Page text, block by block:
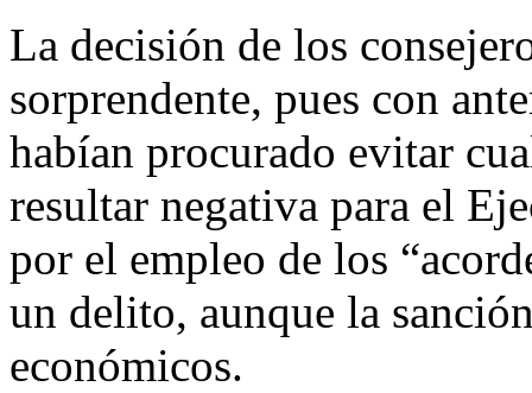
La decisión de los
sorprendente, pues con
habían procurado evitar
resultar negativa para el
por el empleo de los
un delito, aunque la
económicos.